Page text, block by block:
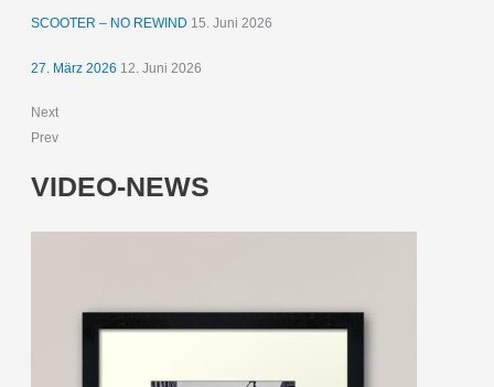
SCOOTER – NO REWIND 15. Juni 2026
27. März 2026 12. Juni 2026
Next
Prev
VIDEO-NEWS